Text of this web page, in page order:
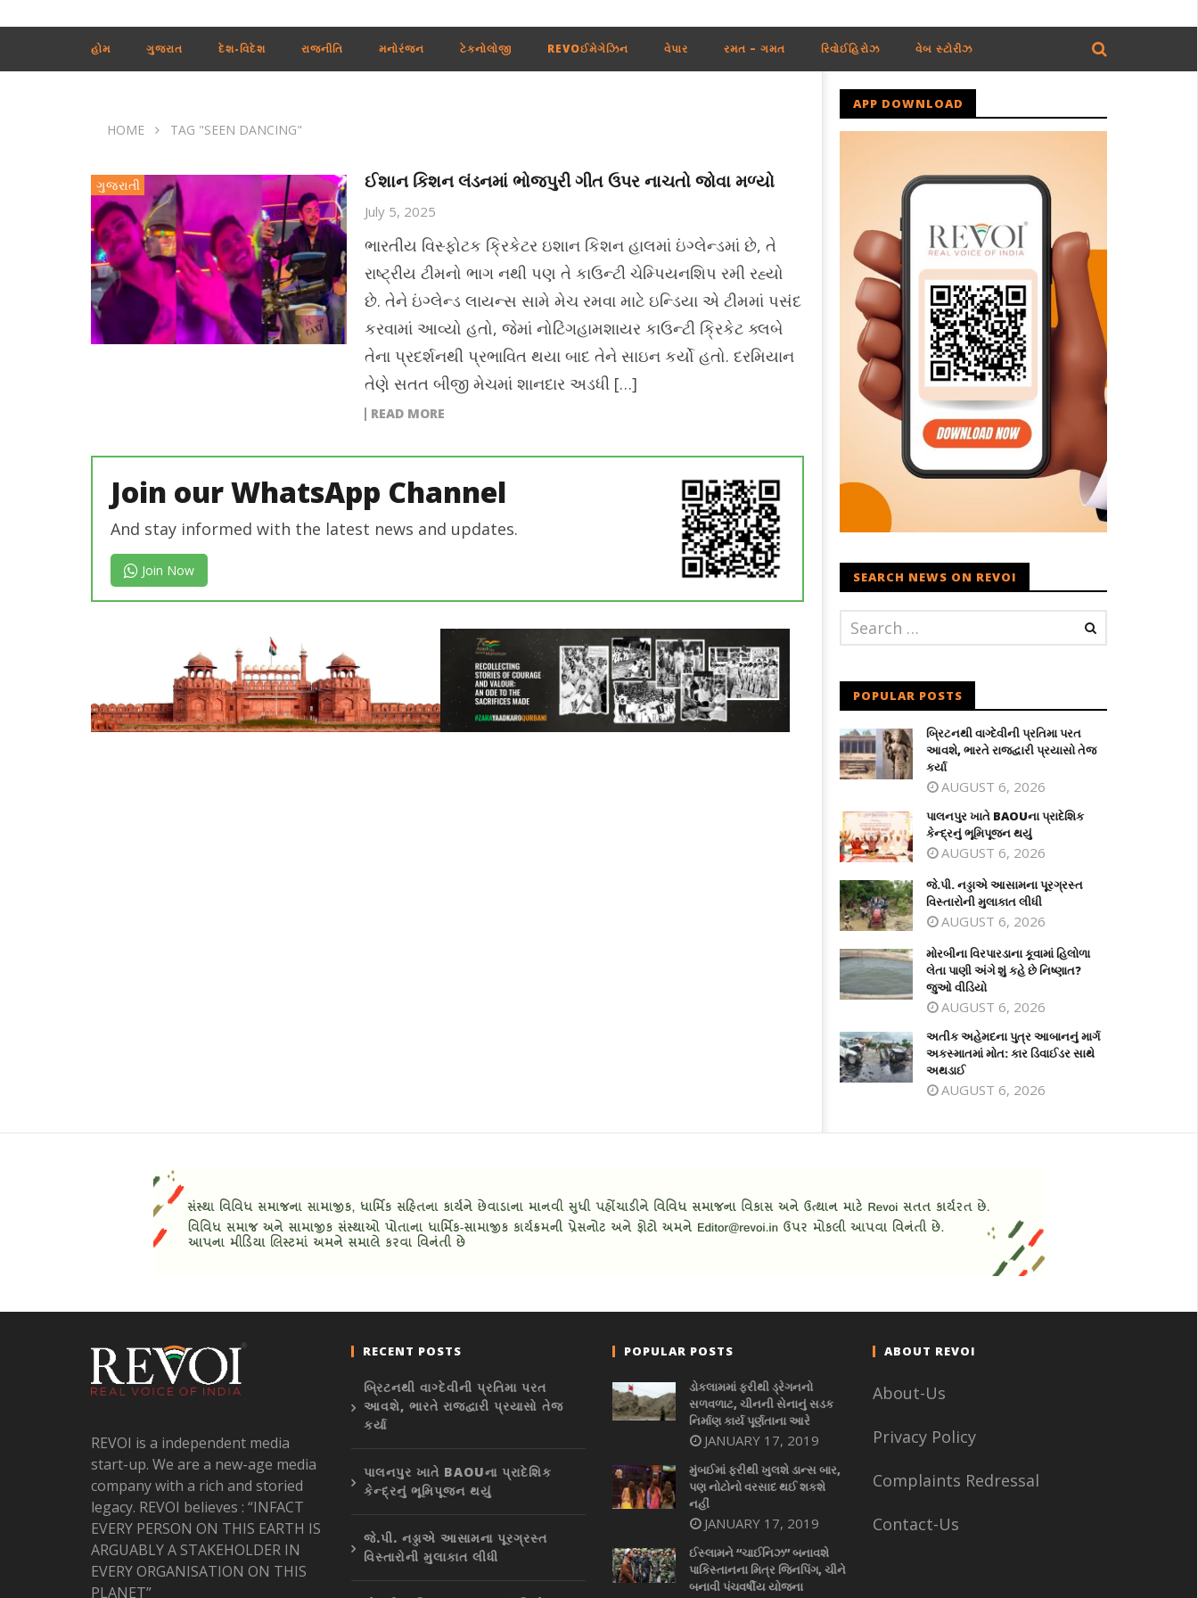
હોમ ગુજરાત દેશ-વિદેશ રાજનીતિ મનોરંજન ટેકનોલોજી REVOઈમેગેઝિન વેપાર રમત – ગમત રિવોઈહિરોઝ વેબ સ્ટોરીઝ
HOME TAG "SEEN DANCING"
ગુજરાતી ઈશાન કિશન લંડનમાં ભોજપુરી ગીત ઉપર નાચતો જોવા મળ્યો
July 5, 2025
ભારતીય વિસ્ફોટક ક્રિકેટર ઇશાન કિશન હાલમાં ઇંગ્લેન્ડમાં છે, તે
રાષ્ટ્રીય ટીમનો ભાગ નથી પણ તે કાઉન્ટી ચેમ્પિયનશિપ રમી રહ્યો
છે. તેને ઇંગ્લેન્ડ લાયન્સ સામે મેચ રમવા માટે ઇન્ડિયા એ ટીમમાં પસંદ
કરવામાં આવ્યો હતો, જેમાં નોટિંગહામશાયર કાઉન્ટી ક્રિકેટ ક્લબે
તેના પ્રદર્શનથી પ્રભાવિત થયા બાદ તેને સાઇન કર્યો હતો. દરમિયાન
તેણે સતત બીજી મેચમાં શાનદાર અડધી […]
READ MORE
Join our WhatsApp Channel
And stay informed with the latest news and updates.
Join Now
APP DOWNLOAD
SEARCH NEWS ON REVOI
POPULAR POSTS
બ્રિટનથી વાગ્દેવીની પ્રતિમા પરત
આવશે, ભારતે રાજદ્વારી પ્રયાસો તેજ
કર્યા
AUGUST 6, 2026
પાલનપુર ખાતે BAOUના પ્રાદેશિક
કેન્દ્રનું ભૂમિપૂજન થયું
AUGUST 6, 2026
જે.પી. નડ્ડાએ આસામના પૂરગ્રસ્ત
વિસ્તારોની મુલાકાત લીધી
AUGUST 6, 2026
મોરબીના વિરપારડાના કૂવામાં હિલોળા
લેતા પાણી અંગે શું કહે છે નિષ્ણાત?
જુઓ વીડિયો
AUGUST 6, 2026
અતીક અહેમદના પુત્ર આબાનનું માર્ગ
અકસ્માતમાં મોત: કાર ડિવાઈડર સાથે
અથડાઈ
AUGUST 6, 2026
REVOI is a independent media
start-up. We are a new-age media
company with a rich and storied
legacy. REVOI believes : “INFACT
EVERY PERSON ON THIS EARTH IS
ARGUABLY A STAKEHOLDER IN
EVERY ORGANISATION ON THIS
PLANET”
RECENT POSTS
બ્રિટનથી વાગ્દેવીની પ્રતિમા પરત
આવશે, ભારતે રાજદ્વારી પ્રયાસો તેજ
કર્યા
પાલનપુર ખાતે BAOUના પ્રાદેશિક
કેન્દ્રનું ભૂમિપૂજન થયું
જે.પી. નડ્ડાએ આસામના પૂરગ્રસ્ત
વિસ્તારોની મુલાકાત લીધી
POPULAR POSTS
ડોકલામમાં ફરીથી ડ્રેગનનો
સળવળાટ, ચીનની સેનાનું સડક
નિર્માણ કાર્ય પૂર્ણતાના આરે
JANUARY 17, 2019
મુંબઈમાં ફરીથી ખુલશે ડાન્સ બાર,
પણ નોટોનો વરસાદ થઈ શકશે
નહીં
JANUARY 17, 2019
ઈસ્લામને “ચાઈનિઝ” બનાવશે
પાકિસ્તાનના મિત્ર જિનપિંગ, ચીને
બનાવી પંચવર્ષીય યોજના
ABOUT REVOI
About-Us
Privacy Policy
Complaints Redressal
Contact-Us